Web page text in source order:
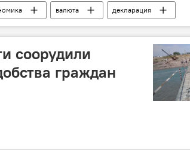
валюта
декларация
соорудили
граждан